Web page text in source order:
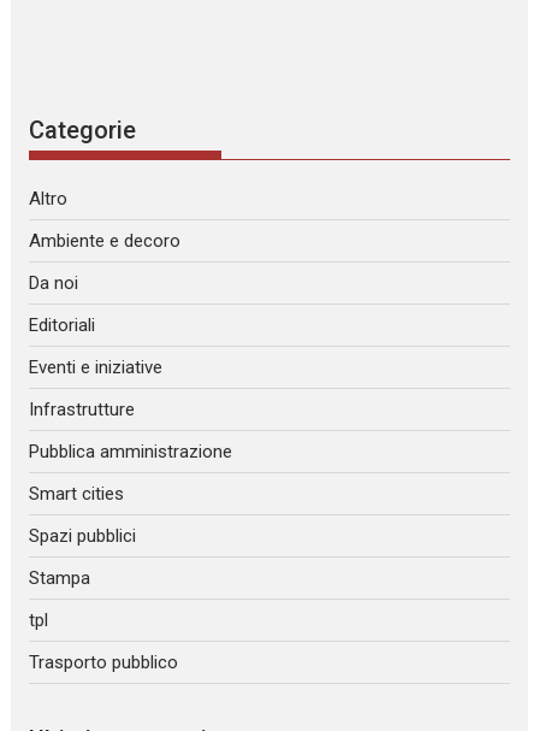
Categorie
Altro
Ambiente e decoro
Da noi
Editoriali
Eventi e iniziative
Infrastrutture
Pubblica amministrazione
Smart cities
Spazi pubblici
Stampa
tpl
Trasporto pubblico